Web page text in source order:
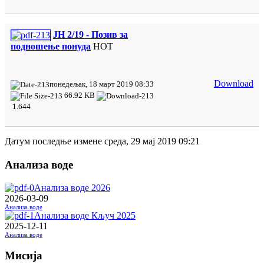
ЈН 2/19 - Позив за
подношење понуда HOT
понедељак, 18 март 2019 08:33
66.92 KB
1.644
Download
Датум последње измене среда, 29 мај 2019 09:21
Анализа воде
Анализа воде 2026
2026-03-09
Анализа воде
Анализа воде Кључ 2025
2025-12-11
Анализа воде
Мисија